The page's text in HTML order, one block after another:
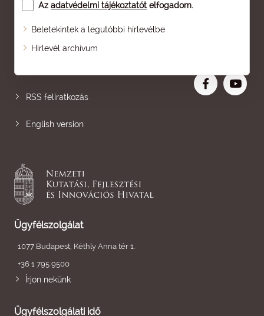
Az adatvédelmi tájékoztatót elfogadom.
Beletekintek a legutóbbi hírlevélbe
Hírlevél archívum
Oldaltérkép
RSS feliratkozás
English version
Ügyfélszolgálat
1077 Budapest, Kéthly Anna tér 1.
+36 1 795 9500
Írjon nekünk
Ügyfélszolgálati idő